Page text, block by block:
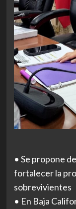
• Se propone
fortalecer la
sobrevivientes
• En Baja